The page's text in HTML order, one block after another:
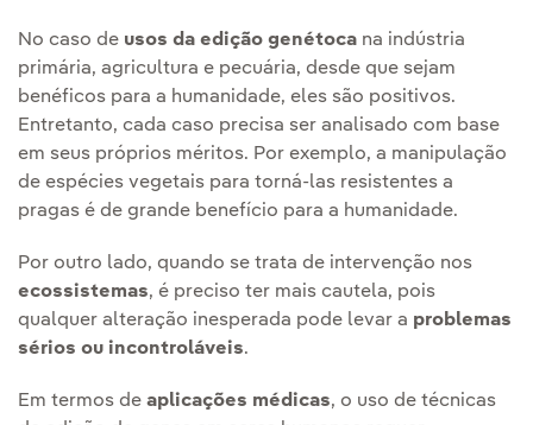
No caso de usos da edição genétoca na indústria
primária, agricultura e pecuária, desde que sejam
benéficos para a humanidade, eles são positivos.
Entretanto, cada caso precisa ser analisado com base
em seus próprios méritos. Por exemplo, a manipulação
de espécies vegetais para torná-las resistentes a
pragas é de grande benefício para a humanidade.
Por outro lado, quando se trata de intervenção nos
ecossistemas, é preciso ter mais cautela, pois
qualquer alteração inesperada pode levar a problemas
sérios ou incontroláveis.
Em termos de aplicações médicas, o uso de técnicas